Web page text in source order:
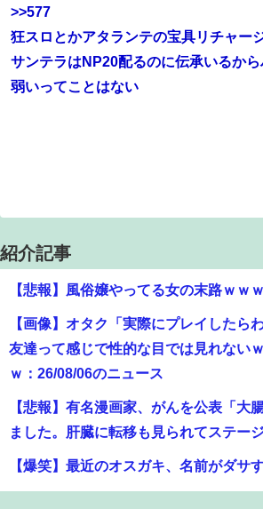
>>577
狂スロとかアタランテの宝具リチャー
サンテラはNP20配るのに伝承いるか
弱いってことはない
紹介記事
【悲報】風俗嬢やってる女の末路ｗｗ
【画像】オタク「実際にプレイしたら
友達って感じで性的な目では見れない
ｗ：26/08/06のニュース
【悲報】有名漫画家、がんを公表「大
ました。肝臓に転移も見られてステージ
【爆笑】最近のオスガキ、名前がダサ
26/08/05のニュース